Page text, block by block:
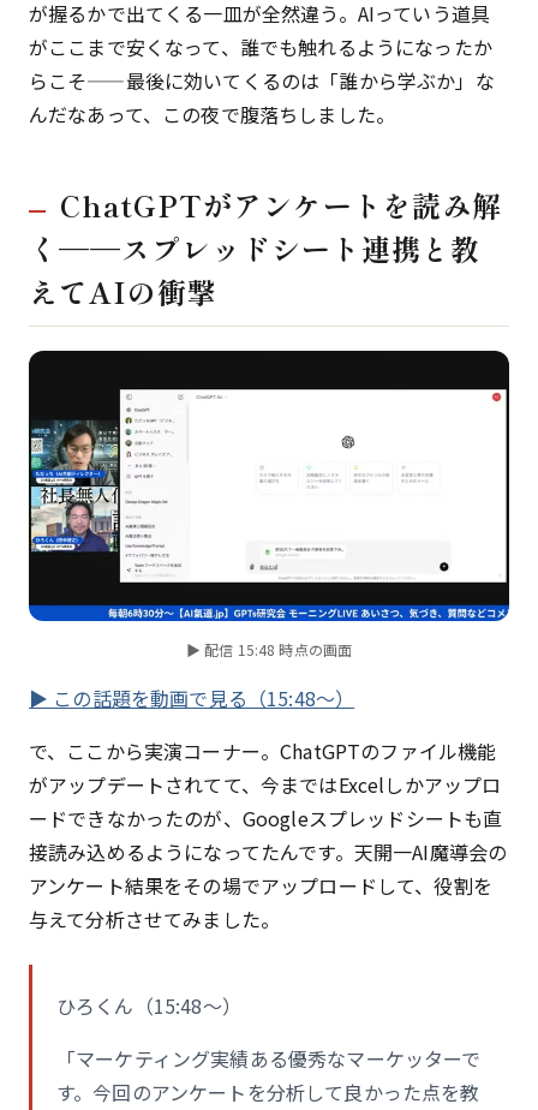
が握るかで出てくる一皿が全然違う。AIっていう道具
がここまで安くなって、誰でも触れるようになったか
らこそ——最後に効いてくるのは「誰から学ぶか」な
んだなあって、この夜で腹落ちしました。
ChatGPTがアンケートを読み解
く——スプレッドシート連携と教
えてAIの衝撃
▶ 配信 15:48 時点の画面
▶ この話題を動画で見る（15:48〜）
で、ここから実演コーナー。ChatGPTのファイル機能
がアップデートされてて、今まではExcelしかアップロ
ードできなかったのが、Googleスプレッドシートも直
接読み込めるようになってたんです。天開一AI魔導会の
アンケート結果をその場でアップロードして、役割を
与えて分析させてみました。
ひろくん（15:48〜）
「マーケティング実績ある優秀なマーケッターで
す。今回のアンケートを分析して良かった点を教